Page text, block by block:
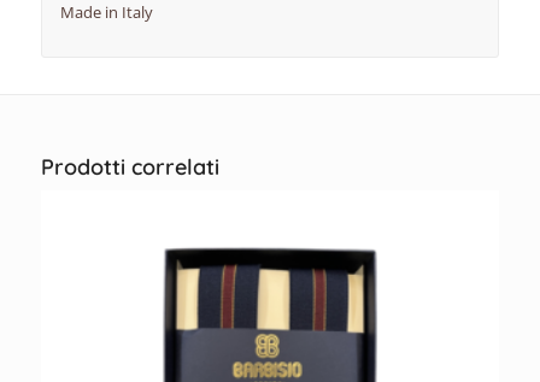
Made in Italy
Prodotti correlati